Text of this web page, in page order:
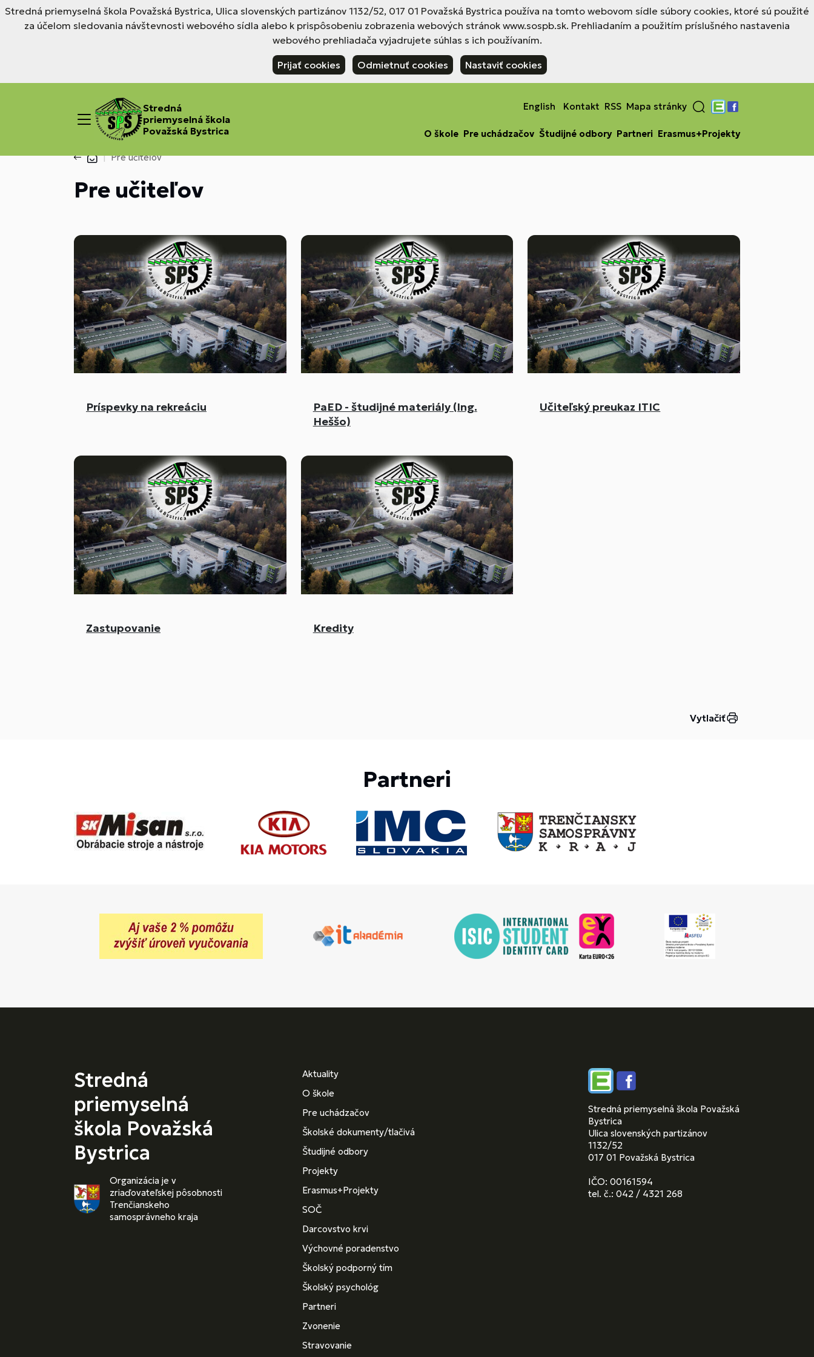
Stredná priemyselná škola Považská Bystrica, Ulica slovenských partizánov 1132/52, 017 01 Považská Bystrica používa na tomto webovom sídle súbory cookies, ktoré sú použité
za účelom sledovania návštevnosti webového sídla alebo k prispôsobeniu zobrazenia webových stránok www.sospb.sk. Prehliadaním a použitím príslušného nastavenia
webového prehliadača vyjadrujete súhlas s ich používaním.
Prijať cookies Odmietnuť cookies Nastaviť cookies
Stredná
priemyselná škola
Považská Bystrica
English Kontakt RSS Mapa stránky
Edupage
Facebook
O škole Pre uchádzačov Študijné odbory Partneri Erasmus+Projekty
Pre učiteľov
Pre učiteľov
Príspevky na rekreáciu
PaED - študijné materiály (Ing.
Heššo)
Učiteľský preukaz ITIC
Zastupovanie Kredity
Vytlačiť
Partneri
Stredná
priemyselná
škola Považská
Bystrica
Organizácia je v
zriaďovateľskej pôsobnosti
Trenčianskeho
samosprávneho kraja
Aktuality
O škole
Pre uchádzačov
Školské dokumenty/tlačivá
Študijné odbory
Projekty
Erasmus+Projekty
SOČ
Darcovstvo krvi
Výchovné poradenstvo
Školský podporný tím
Školský psychológ
Partneri
Zvonenie
Stravovanie
EdupageFacebook
Stredná priemyselná škola Považská
Bystrica
Ulica slovenských partizánov
1132/52
017 01 Považská Bystrica
IČO: 00161594
tel. č.: 042 / 4321 268